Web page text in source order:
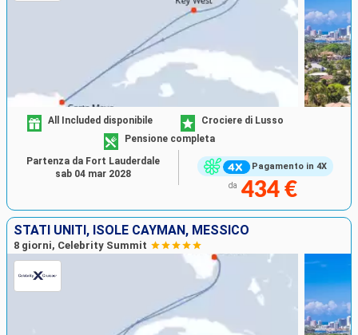
Pagamento in 4X
All Included disponibile
Crociere di Lusso
Pensione completa
da 434 €
Partenza da Fort Lauderdale
sab 04 mar 2028
STATI UNITI, ISOLE CAYMAN, MESSICO
8 giorni, Celebrity Summit